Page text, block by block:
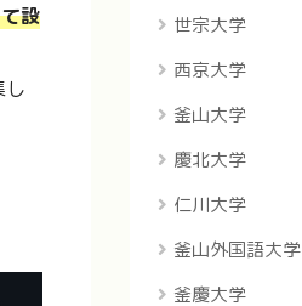
設
し
世宗大学
西京大学
釜山大学
慶北大学
仁川大学
釜山外国語大学
釜慶大学